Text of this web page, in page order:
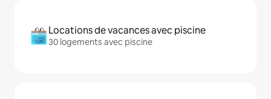
Locations de vacances avec piscine
30 logements avec piscine